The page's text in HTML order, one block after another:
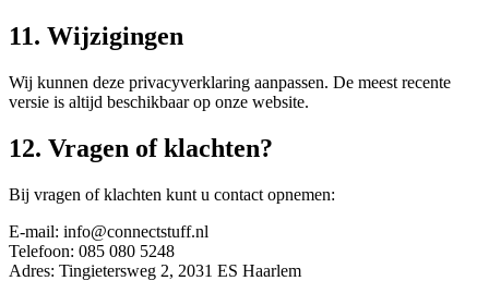
11. Wijzigingen
Wij kunnen deze privacyverklaring aanpassen. De meest recente
versie is altijd beschikbaar op onze website.
12. Vragen of klachten?
Bij vragen of klachten kunt u contact opnemen:
E-mail: info@connectstuff.nl
Telefoon: 085 080 5248
Adres: Tingietersweg 2, 2031 ES Haarlem